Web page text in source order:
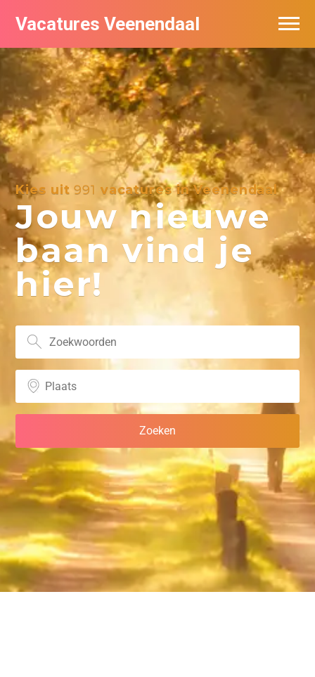
Vacatures Veenendaal
Kies uit991 vacatures in Veenendaal
Jouw nieuwe
baan vind je
hier!
Vacatures per bedrijf in Veendaal